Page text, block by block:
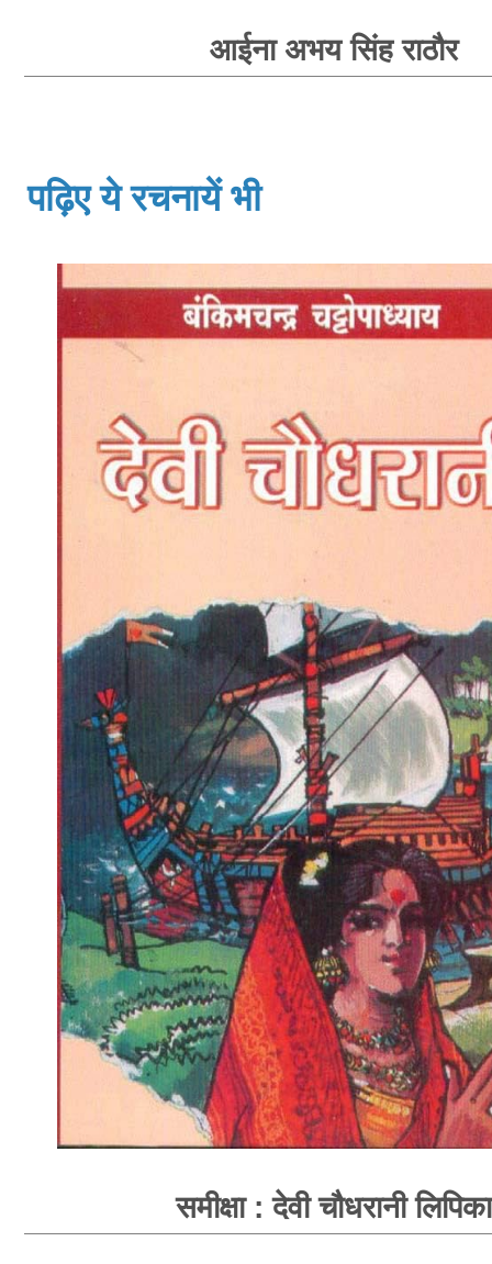
आईना अभय सिंह राठौर
पढ़िए ये रचनायें भी
समीक्षा : देवी चौधरानी लिपिका